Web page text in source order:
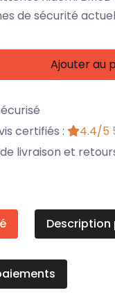
de sécurité
Ajouter au
certifiés :
4.4/5
livraison et